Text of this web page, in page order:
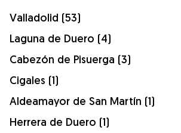
Valladolid (53)
Laguna de Duero (4)
Cabezón de Pisuerga (3)
Cigales (1)
Aldeamayor de San Martín (1)
Herrera de Duero (1)